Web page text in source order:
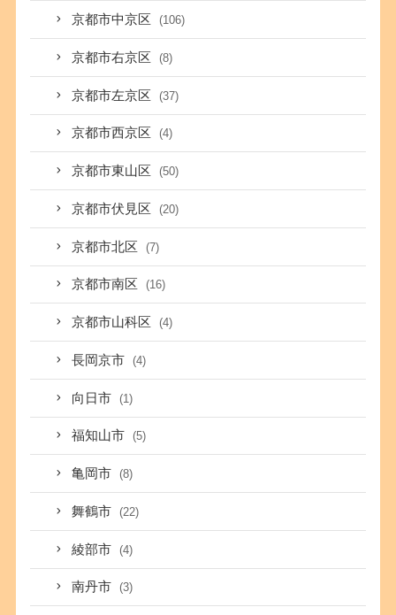
京都市中京区 (106)
京都市右京区 (8)
京都市左京区 (37)
京都市西京区 (4)
京都市東山区 (50)
京都市伏見区 (20)
京都市北区 (7)
京都市南区 (16)
京都市山科区 (4)
長岡京市 (4)
向日市 (1)
福知山市 (5)
亀岡市 (8)
舞鶴市 (22)
綾部市 (4)
南丹市 (3)